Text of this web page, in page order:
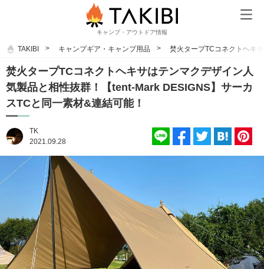
キャンプ・アウトドア情報
TAKIBI キャンプギア・キャンプ用品 焚火タープTCコネクトヘキ
焚火タープTCコネクトヘキサはテンマクデザイン人
気製品と相性抜群！【tent-Mark DESIGNS】サーカ
スTCと同一素材&連結可能！
TK
2021.09.28